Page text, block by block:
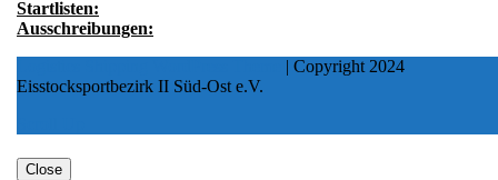
Startlisten:
Ausschreibungen:
| Copyright 2024
Eisstocksportbezirk II Süd-Ost e.V.
Close